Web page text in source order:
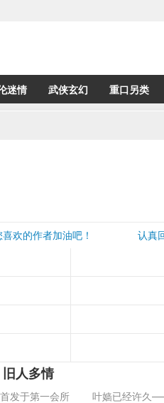
迷情 武侠玄幻 重口另类
喜欢的作者加油吧！ 认真回
人多情
首发于第一会所 叶嫱已经许久